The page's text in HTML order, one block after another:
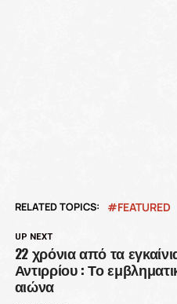
RELATED TOPICS: FEATURED
UP NEXT
22 χρόνια από τα
Αντιρρίου : Το
αιώνα